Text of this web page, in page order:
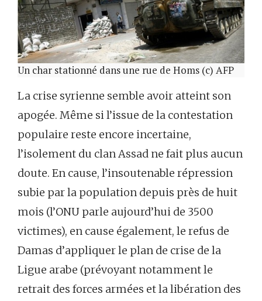
Un char stationné dans une rue de Homs (c) AFP
La crise syrienne semble avoir atteint son
apogée. Même si l’issue de la contestation
populaire reste encore incertaine,
l’isolement du clan Assad ne fait plus aucun
doute. En cause, l’insoutenable répression
subie par la population depuis près de huit
mois (l’ONU parle aujourd’hui de 3500
victimes), en cause également, le refus de
Damas d’appliquer le plan de crise de la
Ligue arabe (prévoyant notamment le
retrait des forces armées et la libération des